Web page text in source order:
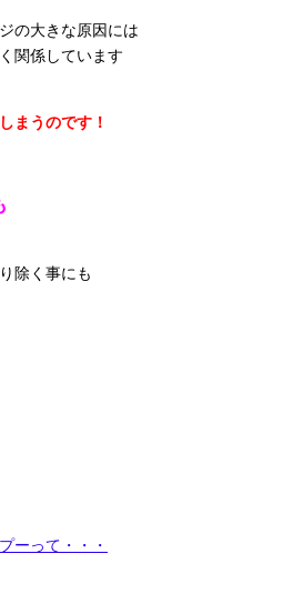
の大きな原因には
関係しています
まうのです！
除く事にも
って・・・